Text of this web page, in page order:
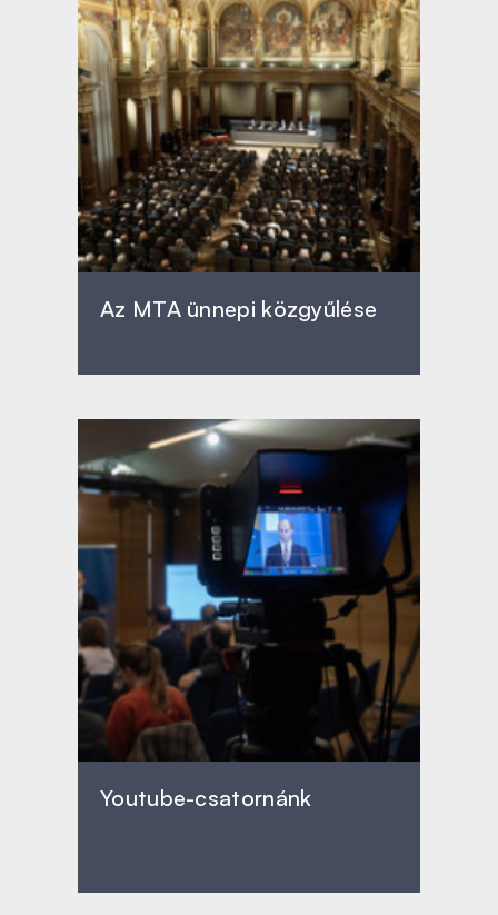
Az MTA ünnepi közgyűlése
Youtube-csatornánk